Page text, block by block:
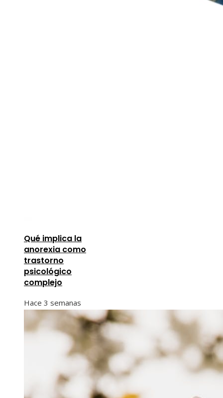
Qué implica la
anorexia como
trastorno
psicológico
complejo
Hace 3 semanas